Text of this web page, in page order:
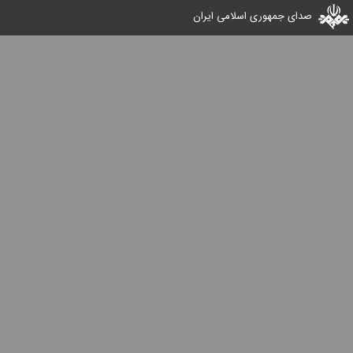
صدای جمهوری اسلامی ایران